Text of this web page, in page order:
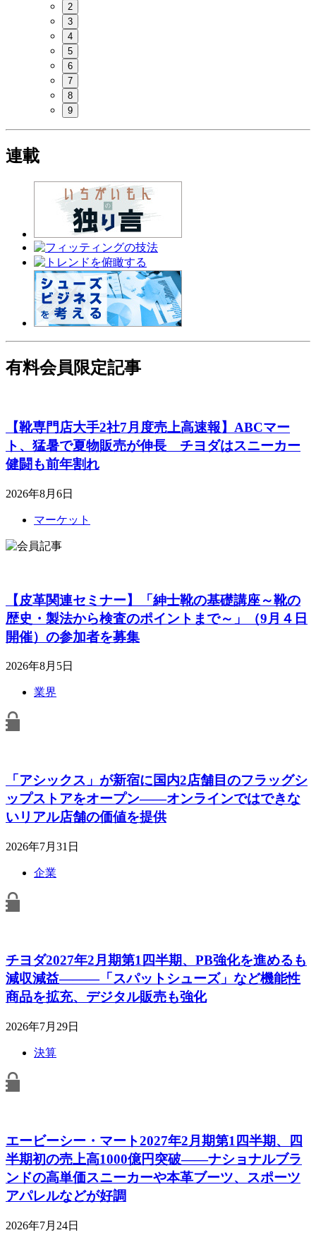
2
3
4
5
6
7
8
9
連載
有料会員限定記事
【靴専門店大手2社7月度売上高速報】ABCマー
ト、猛暑で夏物販売が伸長 チヨダはスニーカー
健闘も前年割れ
2026年8月6日
マーケット
【皮革関連セミナー】「紳士靴の基礎講座～靴の
歴史・製法から検査のポイントまで～」（9月４日
開催）の参加者を募集
2026年8月5日
業界
「アシックス」が新宿に国内2店舗目のフラッグシ
ップストアをオープン――オンラインではできな
いリアル店舗の価値を提供
2026年7月31日
企業
チヨダ2027年2月期第1四半期、PB強化を進めるも
減収減益―――「スパットシューズ」など機能性
商品を拡充、デジタル販売も強化
2026年7月29日
決算
エービーシー・マート2027年2月期第1四半期、四
半期初の売上高1000億円突破――ナショナルブラ
ンドの高単価スニーカーや本革ブーツ、スポーツ
アパレルなどが好調
2026年7月24日